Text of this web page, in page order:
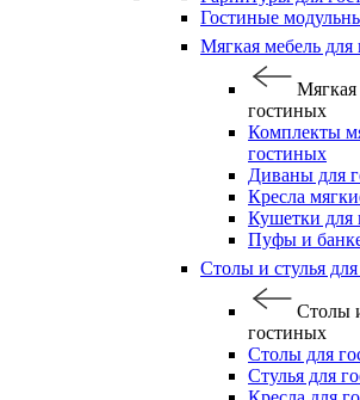
Гостиные
Мягкая мебель для
Мягкая
гостиных
Комплекты
гостиных
Диваны для
Кресла
Кушетки для
Пуфы и
Столы и стулья
Столы
гостиных
Столы для
Стулья для